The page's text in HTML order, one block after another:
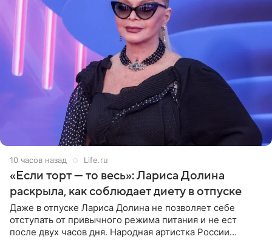
10 часов назад Life.ru
«Если торт — то весь»: Лариса Долина
раскрыла, как соблюдает диету в отпуске
Даже в отпуске Лариса Долина не позволяет себе
отступать от привычного режима питания и не ест
после двух часов дня. Народная артистка России